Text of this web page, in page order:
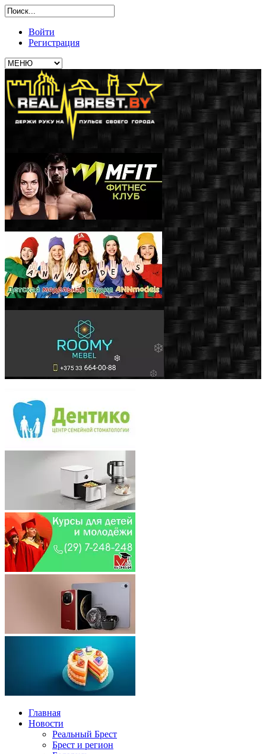
Войти
Регистрация
Главная
Новости
Реальный Брест
Брест и регион